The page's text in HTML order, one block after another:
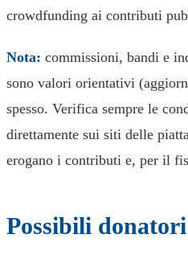
crowdfunding ai contributi
Nota: commissioni, bandi e
sono valori orientativi
spesso. Verifica sempre le
direttamente sui siti delle
erogano i contributi e, per il
Possibili donatori